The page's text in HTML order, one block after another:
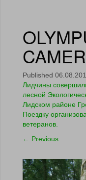
Published
Лидчины
лесной
Лидском районе
Поездку
ветеранов.
← Previous